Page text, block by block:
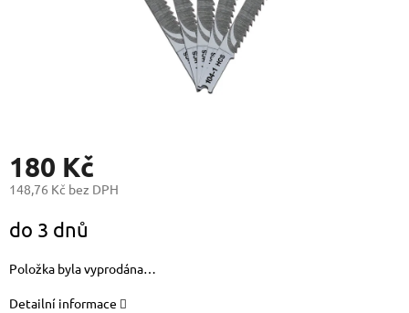
180 Kč
148,76 Kč bez DPH
cena:
do 3 dnů
Položka byla vyprodána…
Detailní informace